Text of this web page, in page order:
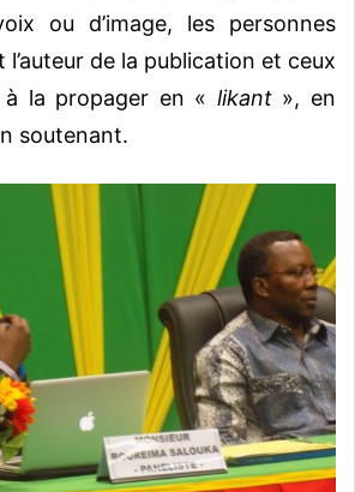
ou d’image, les personnes
l’auteur de la publication et ceux
la propager en « likant», en
soutenant.